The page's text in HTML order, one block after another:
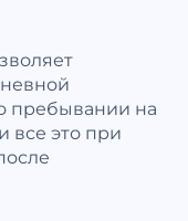
пребывании на
все это при